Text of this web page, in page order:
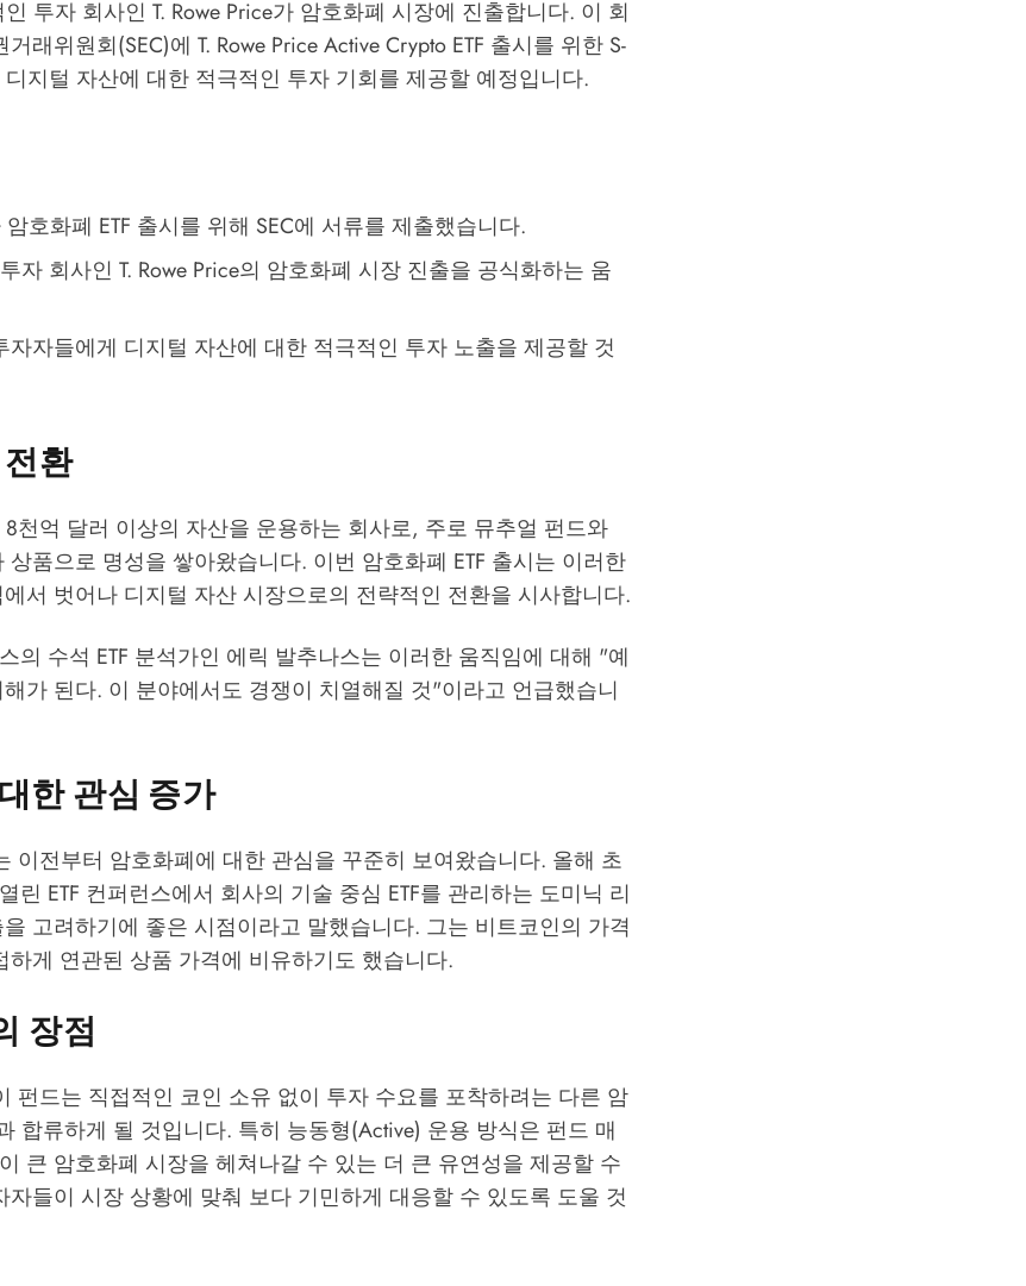
투자 회사인 T. Rowe Price가 암호화폐 시장에 진출합니다. 이 회
래위원회(SEC)에 T. Rowe Price Active Crypto ETF 출시를 위한 S-
지털 자산에 대한 적극적인 투자 기회를 제공할 예정입니다.
암호화폐 ETF 출시를 위해 SEC에 서류를 제출했습니다.
자 회사인 T. Rowe Price의 암호화폐 시장 진출을 공식화하는 움
자자들에게 디지털 자산에 대한 적극적인 투자 노출을 제공할 것
환
8천억 달러 이상의 자산을 운용하는 회사로, 주로 뮤추얼 펀드와
상품으로 명성을 쌓아왔습니다. 이번 암호화폐 ETF 출시는 이러한
서 벗어나 디지털 자산 시장으로의 전략적인 전환을 시사합니다.
의 수석 ETF 분석가인 에릭 발추나스는 이러한 움직임에 대해 "예
가 된다. 이 분야에서도 경쟁이 치열해질 것"이라고 언급했습니
한 관심 증가
이전부터 암호화폐에 대한 관심을 꾸준히 보여왔습니다. 올해 초
린 ETF 컨퍼런스에서 회사의 기술 중심 ETF를 관리하는 도미닉 리
고려하기에 좋은 시점이라고 말했습니다. 그는 비트코인의 가격
하게 연관된 상품 가격에 비유하기도 했습니다.
장점
펀드는 직접적인 코인 소유 없이 투자 수요를 포착하려는 다른 암
합류하게 될 것입니다. 특히 능동형(Active) 운용 방식은 펀드 매
큰 암호화폐 시장을 헤쳐나갈 수 있는 더 큰 유연성을 제공할 수
자들이 시장 상황에 맞춰 보다 기민하게 대응할 수 있도록 도울 것